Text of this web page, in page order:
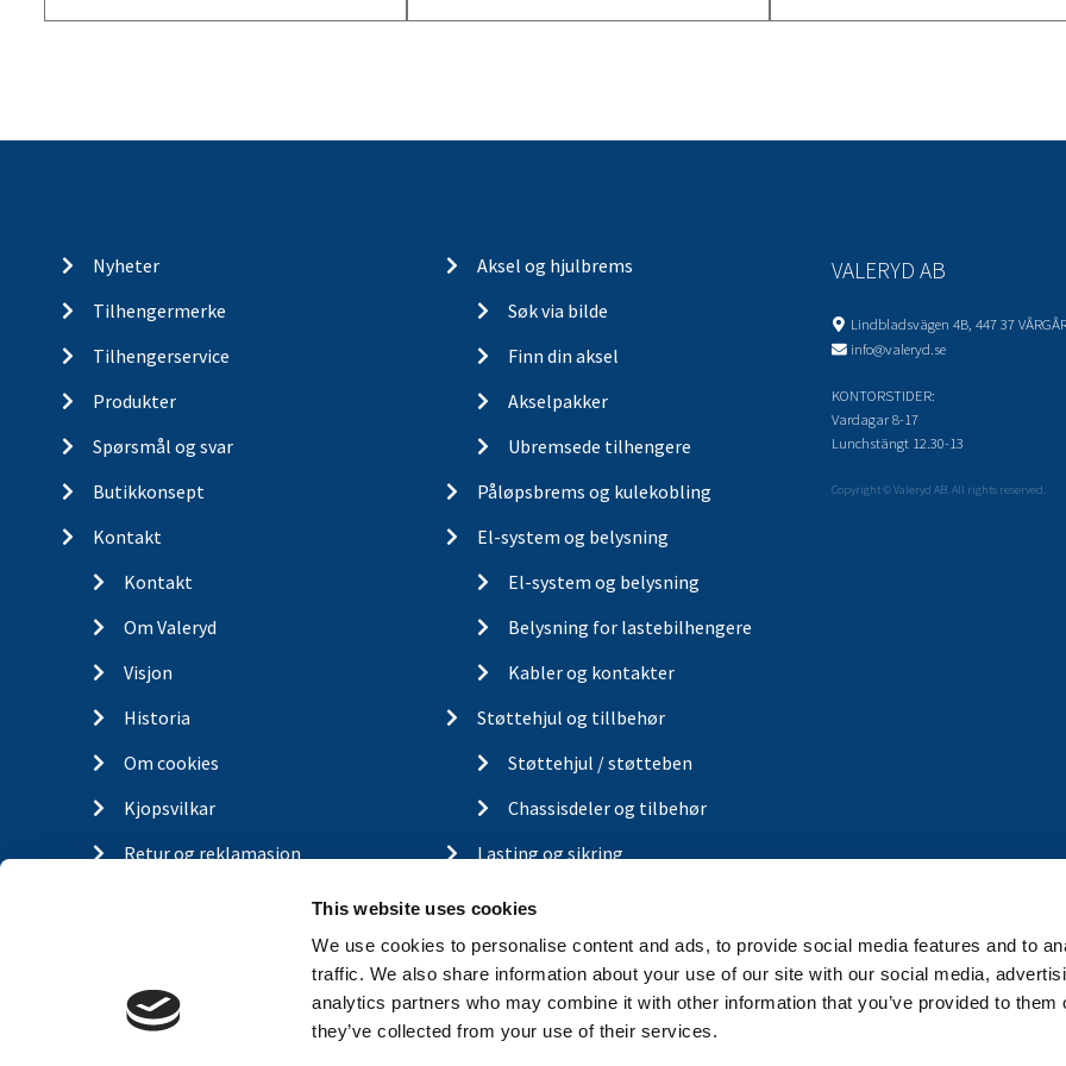
This website uses cookies
We use cookies to personalise content and ads, to provide social media features and to
traffic. We also share information about your use of our site with our social media,
analytics partners who may combine it with other information that you’ve provided to them
they’ve collected from your use of their services.
Nyheter
Tilhengermerke
Tilhengerservice
Produkter
Spørsmål og svar
Butikkonsept
Kontakt
Kontakt
Om Valeryd
Visjon
Historia
Om cookies
Kjopsvilkar
Retur og reklamasjon
Aksel og hjulbrems
Søk via bilde
Finn din aksel
Akselpakker
Ubremsede tilhengere
Påløpsbrems og kulekobling
El-system og belysning
El-system og belysning
Belysning for lastebilhengere
Kabler og kontakter
Støttehjul og tillbehør
Støttehjul / støtteben
Chassisdeler og tilbehør
Lasting og sikring
Gassfjærer
Outdoor
Finn din butikk
Trailerbrands
VALERYD AB
Lindbladsvägen 4B, 447 37
info@valeryd.se
KONTORSTIDER:
Vardagar 8-17
Lunchstängt 12.30-13
Copyright © Valeryd AB. All rights reserved.